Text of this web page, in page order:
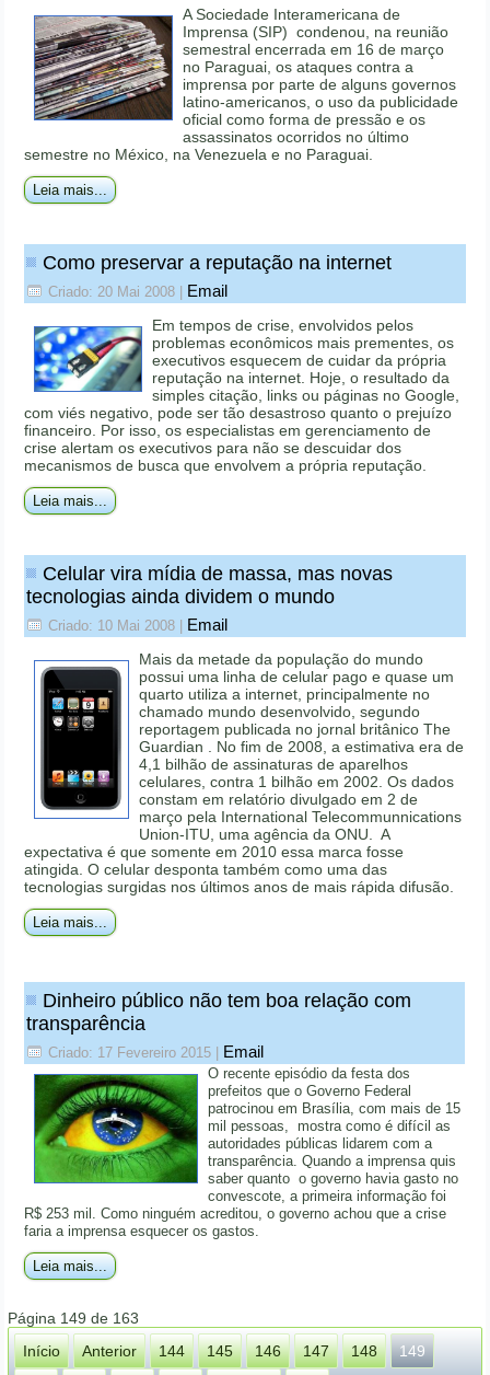
A Sociedade Interamericana de
Imprensa (SIP) condenou, na reunião
semestral encerrada em 16 de março
no Paraguai, os ataques contra a
imprensa por parte de alguns governos
latino-americanos, o uso da publicidade
oficial como forma de pressão e os
assassinatos ocorridos no último
semestre no México, na Venezuela e no Paraguai.
Leia mais...
Como preservar a reputação na internet
Criado: 20 Mai 2008 Email
Em tempos de crise, envolvidos pelos
problemas econômicos mais prementes, os
executivos esquecem de cuidar da própria
reputação na internet. Hoje, o resultado da
simples citação, links ou páginas no Google,
com viés negativo, pode ser tão desastroso quanto o prejuízo
financeiro. Por isso, os especialistas em gerenciamento de
crise alertam os executivos para não se descuidar dos
mecanismos de busca que envolvem a própria reputação.
Leia mais...
Celular vira mídia de massa, mas novas
tecnologias ainda dividem o mundo
Criado: 10 Mai 2008 Email
Mais da metade da população do mundo
possui uma linha de celular pago e quase um
quarto utiliza a internet, principalmente no
chamado mundo desenvolvido, segundo
reportagem publicada no jornal britânico The
Guardian . No fim de 2008, a estimativa era de
4,1 bilhão de assinaturas de aparelhos
celulares, contra 1 bilhão em 2002. Os dados
constam em relatório divulgado em 2 de
março pela International Telecommunnications
Union-ITU, uma agência da ONU. A
expectativa é que somente em 2010 essa marca fosse
atingida. O celular desponta também como uma das
tecnologias surgidas nos últimos anos de mais rápida difusão.
Leia mais...
Dinheiro público não tem boa relação com
transparência
Criado: 17 Fevereiro 2015 Email
O recente episódio da festa dos
prefeitos que o Governo Federal
patrocinou em Brasília, com mais de 15
mil pessoas, mostra como é difícil as
autoridades públicas lidarem com a
transparência. Quando a imprensa quis
saber quanto o governo havia gasto no
convescote, a primeira informação foi
R$ 253 mil. Como ninguém acreditou, o governo achou que a crise
faria a imprensa esquecer os gastos.
Leia mais...
Página 149 de 163
Início
Anterior 144 145 146 147 148 149